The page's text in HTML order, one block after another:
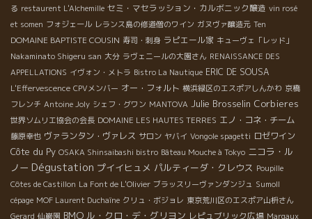
る restaurent L'Alchemille セミ・マセラッション・カルボニック醸造 vin rosé
et somen フォジェール レランス島の修道僧のワイン ガヌヴァ醸造元 Ten
DOMAINE BAPTISTE COUSIN 寿司・刺身 ラピエール家 キューヴェ「レッド」
Nakaminato Shigeru san 大分 ラヴェニールの大園さん RENAISSANCE DES
APPELLATIONS イヴォン・メトラ Bistro La Nautique ERIC DE SOUSA
L'Effervescence CPVメンバー オー・フォルト 横浜緑区のエスポアしんかわ 京橋
フレンチ Antoine Joly シェフ・グワン MANTOVA Julie Brosselin Corbieres
世界ソムリエ協会の会長 DOMAINE LES HAUTES TERRES エノ・コネ・チーム
藤原幸也 ヴァランタン・ヴァレス サロン ヤバイ Vongole spagetti ロゼワイン
Côte du Py OSAKA Shinsaibashi bistro Bâteau Mouche à Tokyo ニコラ・ル
ノー Dégustation プイイヒュメ パルティーダ・クレウス Poupille
Côtes de Castillon La Font de L'Olivier ブラッスリーヴァンダンジュ Sumoll
cépage MOF Laurent Duchaîne クリュ・ボジョレ 東京荒川区のエスポア山枡さん
Gerard 仙巌園 BMO ル・クロ・デ・グリヨン レピュブリック広場 Margaux